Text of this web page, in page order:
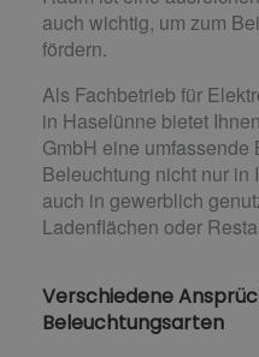
auch wichtig, um zum
fördern.
Als Fachbetrieb für
in Haselünne bietet
GmbH eine umfassende
Beleuchtung nicht nur in
auch in gewerblich
Ladenflächen oder
Verschiedene
Beleuchtungsarten